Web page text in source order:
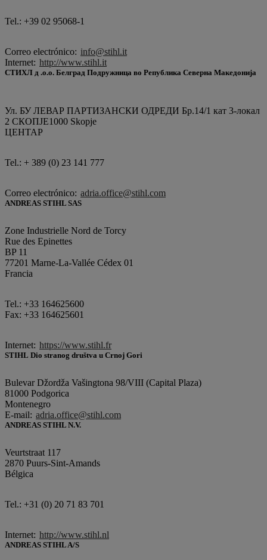
Tel.: +39 02 95068-1
Correo electrónico: info@stihl.it
Internet: http://www.stihl.it
СТИХЛ д .о.о. Белград Подружница во Република Северна Македонија
Ул. БУ ЛЕВАР ПАРТИЗАНСКИ ОДРЕДИ Бр.14/1 кат 3-локал
2 СКОПЈЕ1000 Skopje
ЦЕНТАР
Tel.: + 389 (0) 23 141 777
Correo electrónico: adria.office@stihl.com
ANDREAS STIHL SAS
Zone Industrielle Nord de Torcy
Rue des Epinettes
BP 11
77201 Marne-La-Vallée Cédex 01
Francia
Tel.: +33 164625600
Fax: +33 164625601
Internet: https://www.stihl.fr
STIHL Dio stranog društva u Crnoj Gori
Bulevar Džordža Vašingtona 98/VIII (Capital Plaza)
81000 Podgorica
Montenegro
E-mail: adria.office@stihl.com
ANDREAS STIHL N.V.
Veurtstraat 117
2870 Puurs-Sint-Amands
Bélgica
Tel.: +31 (0) 20 71 83 701
Internet: http://www.stihl.nl
ANDREAS STIHL A/S